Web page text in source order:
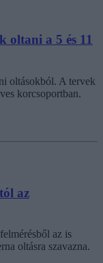
oltani a 5 és 11
oltásokból. A tervek
korcsoportban.
az
az is
oltásra szavazna.